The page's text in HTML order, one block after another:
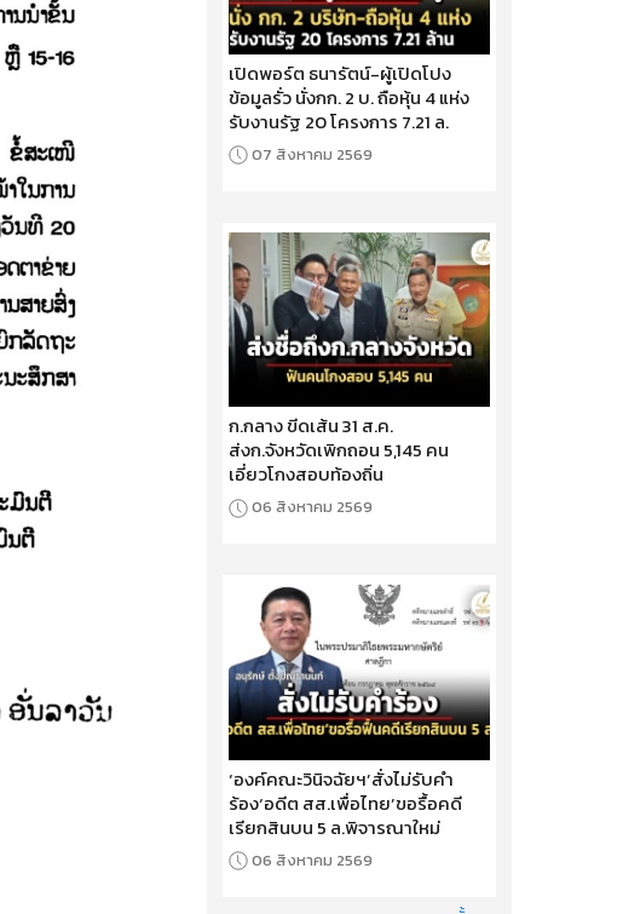
เปิดพอร์ต ธนารัตน์-ผู้เปิดโปง
ข้อมูลรั่ว นั่งกก. 2 บ. ถือหุ้น 4 แห่ง
รับงานรัฐ 20 โครงการ 7.21 ล.
07 สิงหาคม 2569
ก.กลาง ขีดเส้น 31 ส.ค.
ส่งก.จังหวัดเพิกถอน 5,145 คน
เอี่ยวโกงสอบท้องถิ่น
06 สิงหาคม 2569
‘องค์คณะวินิจฉัยฯ’สั่งไม่รับคำ
ร้อง‘อดีต สส.เพื่อไทย’ขอรื้อคดี
เรียกสินบน 5 ล.พิจารณาใหม่
06 สิงหาคม 2569